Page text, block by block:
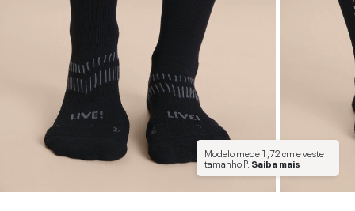
Modelo mede1,72 cme veste
tamanhoP. Saiba mais